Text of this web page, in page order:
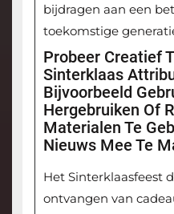
bijdragen aan een
toekomstige
Probeer Creatief
Sinterklaas
Bijvoorbeeld
Hergebruiken Of
Materialen Te
Nieuws Mee Te
Het Sinterklaasfeest
ontvangen van